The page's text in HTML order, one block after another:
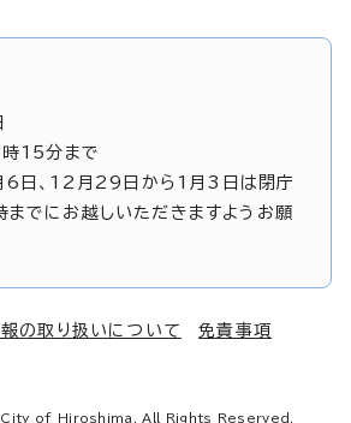
15分まで
6日、12月29日から1月3日は閉庁
でにお越しいただきますようお願
の取り扱いについて
免責事項
of Hiroshima. All Rights Reserved.